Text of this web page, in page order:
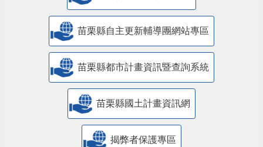
苗栗縣自主更新輔導團網站專區
苗栗縣都市計畫資訊暨查詢系統
苗栗縣國土計畫資訊網
揭弊者保護專區